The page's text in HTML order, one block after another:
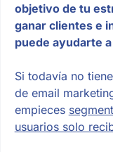
objetivo de tu
ganar clientes e
puede ayudarte
Si todavía no
de email
empieces
usuarios solo